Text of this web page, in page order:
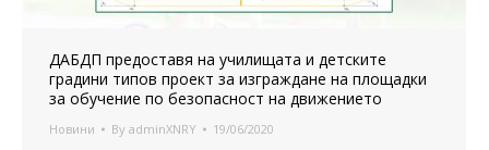
ДАБДП предоставя на училищата и детските
градини типов проект за изграждане на площадки
за обучение по безопасност на движението
Новини By adminXNRY 19/06/2020